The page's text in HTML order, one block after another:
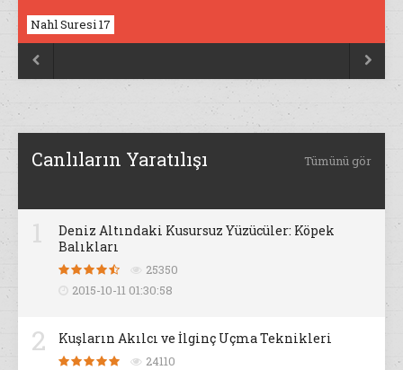
Nahl Suresi 17
 
Canlıların Yaratılışı Tümünü gör
Deniz Altındaki Kusursuz Yüzücüler: Köpek
Balıkları
25350
2015-10-11 01:30:58
2 Kuşların Akılcı ve İlginç Uçma Teknikleri
24110